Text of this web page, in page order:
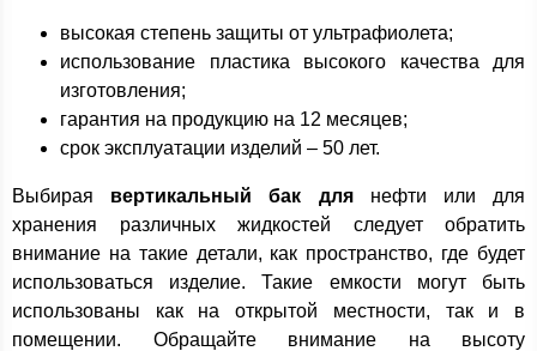
высокая степень защиты от ультрафиолета;
использование пластика высокого качества для
изготовления;
гарантия на продукцию на 12 месяцев;
срок эксплуатации изделий – 50 лет.
Выбирая вертикальный бак длянефти или для
хранения различных жидкостей следует обратить
внимание на такие детали, как пространство, где будет
использоваться изделие. Такие емкости могут быть
использованы как на открытой местности, так и в
помещении. Обращайте внимание на высоту